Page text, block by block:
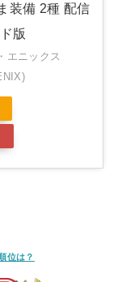
装備 2種 配信
版
エニックス
位は？